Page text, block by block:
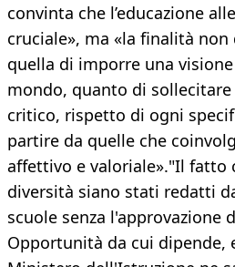
convinta che l’educazione
cruciale», ma «la finalità non
quella di imporre una
mondo, quanto di
critico, rispetto di ogni
partire da quelle che
affettivo e valoriale»."Il fatto
diversità siano stati redatti
scuole senza l'approvazione
Opportunità da cui dipende,